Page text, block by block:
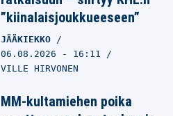
”kiinalaisjoukkueeseen”
JÄÄKIEKKO
06.08.2026 - 16:11
VILLE HIRVONEN
MM-kultamiehen poika